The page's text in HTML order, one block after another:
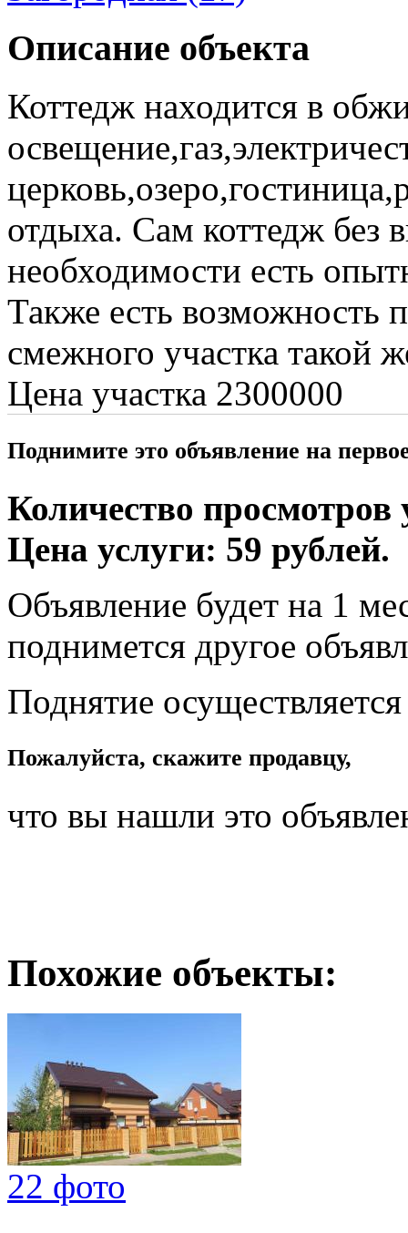
Описание объекта
Коттедж находится в
отдыха. Сам коттедж без
необходимости есть
Также есть возможность
смежного участка такой
Цена участка 2300000
Поднимите это объявление на
Количество просмотров
Цена услуги: 59 рублей.
Объявление будет на 1
поднимется другое
Поднятие
Пожалуйста, скажите продавцу,
что вы нашли это
Похожие объекты:
22 фото